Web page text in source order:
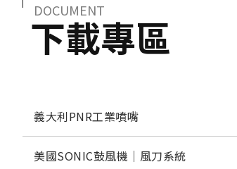
DOCUMENT
下載專區
義大利PNR工業噴嘴
美國SONIC鼓風機｜風刀系統